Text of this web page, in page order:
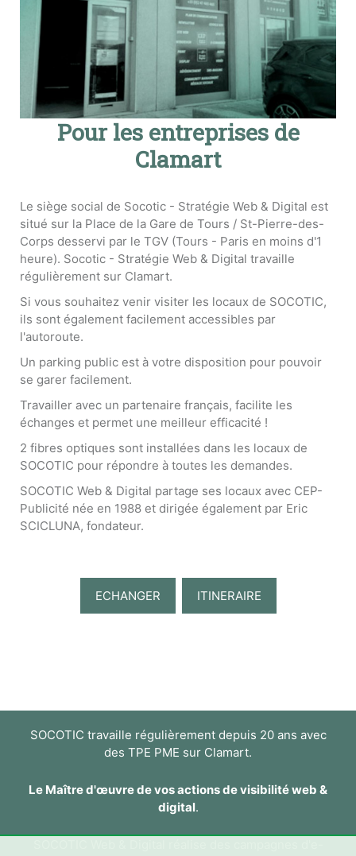
Pour les entreprises de
Clamart
Le siège social de Socotic - Stratégie Web & Digital est
situé sur la Place de la Gare de Tours / St-Pierre-des-
Corps desservi par le TGV (Tours - Paris en moins d'1
heure). Socotic - Stratégie Web & Digital travaille
régulièrement sur Clamart.
Si vous souhaitez venir visiter les locaux de SOCOTIC,
ils sont également facilement accessibles par
l'autoroute.
Un parking public est à votre disposition pour pouvoir
se garer facilement.
Travailler avec un partenaire français, facilite les
échanges et permet une meilleur efficacité !
2 fibres optiques sont installées dans les locaux de
SOCOTIC pour répondre à toutes les demandes.
SOCOTIC Web & Digital partage ses locaux avec CEP-
Publicité née en 1988 et dirigée également par Eric
SCICLUNA, fondateur.
ECHANGER ITINERAIRE
SOCOTIC travaille régulièrement depuis 20 ans avec
des TPE PME sur Clamart.
Le Maître d'œuvre de vos actions de visibilité web &
digital.